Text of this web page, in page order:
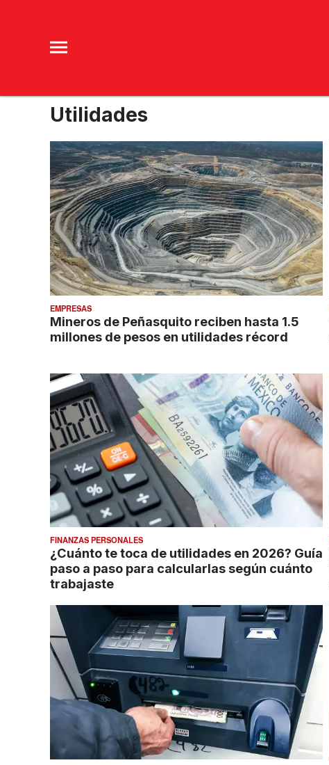
Utilidades
EMPRESAS
Mineros de Peñasquito reciben hasta 1.5
millones de pesos en utilidades récord
FINANZAS PERSONALES
¿Cuánto te toca de utilidades en 2026? Guía
paso a paso para calcularlas según cuánto
trabajaste